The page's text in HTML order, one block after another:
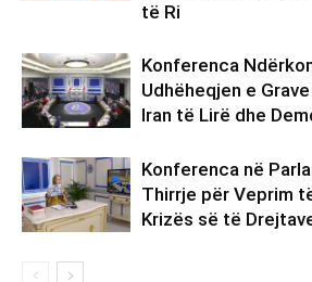
të Ri
Konferenca
Udhëheqjen e
Iran të Lirë dhe
Konferenca në
Thirrje për Veprim
Krizës së të